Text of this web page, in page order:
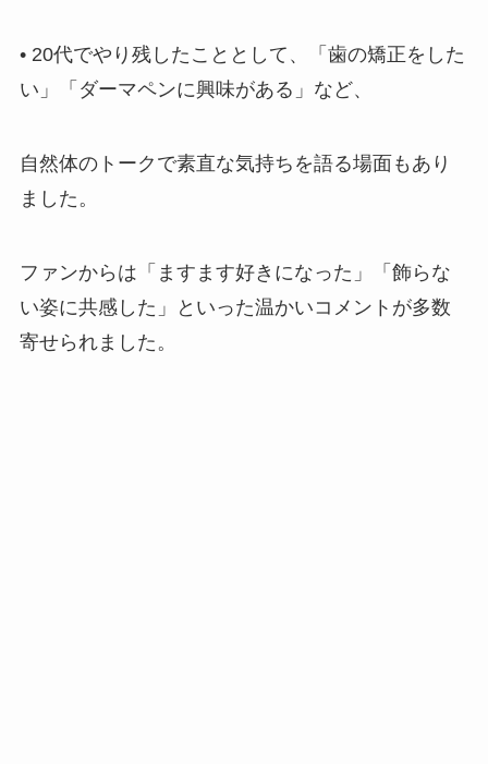
• 20代でやり残したこととして、「歯の矯正をした
い」「ダーマペンに興味がある」など、
自然体のトークで素直な気持ちを語る場面もあり
ました。
ファンからは「ますます好きになった」「飾らな
い姿に共感した」といった温かいコメントが多数
寄せられました。